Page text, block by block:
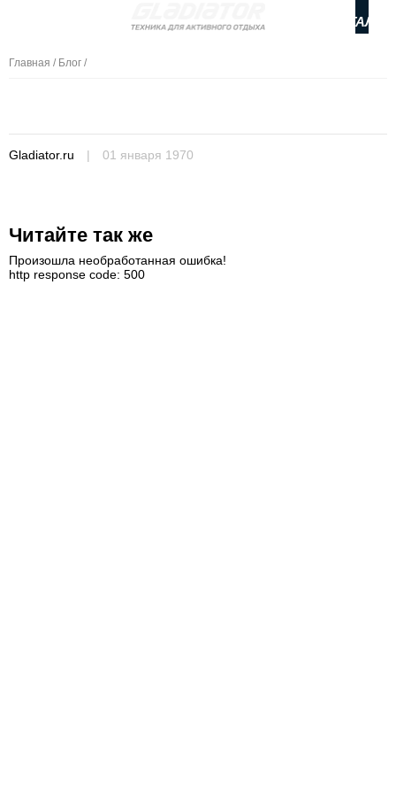
КАТАЛОГ
Главная / Блог /
Gladiator.ru | 01 января 1970
Читайте так же
Произошла необработанная ошибка!
http response code: 500